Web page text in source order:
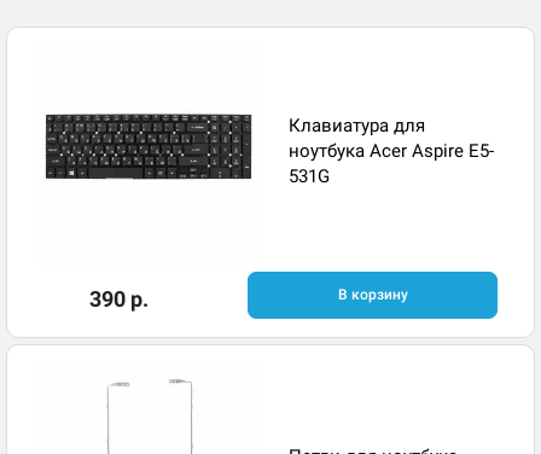
Клавиатура для
ноутбука Acer Aspire E5-
531G
390 р. В корзину